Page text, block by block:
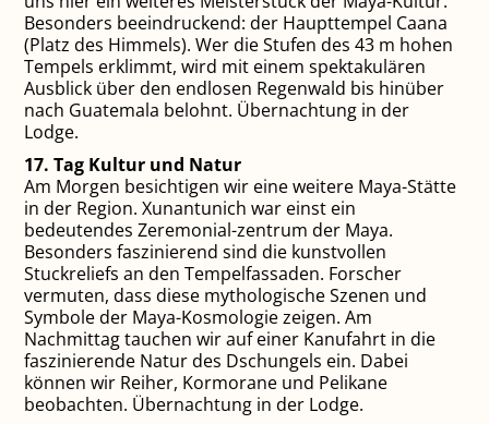
Besonders beeindruckend: der Haupttempel Caana
(Platz des Himmels). Wer die Stufen des 43 m hohen
Tempels erklimmt, wird mit einem spektakulären
Ausblick über den endlosen Regenwald bis hinüber
nach Guatemala belohnt. Übernachtung in der
Lodge.
17. Tag Kultur und Natur
Am Morgen besichtigen wir eine weitere Maya-Stätte
in der Region. Xunantunich war einst ein
bedeutendes Zeremonial-zentrum der Maya.
Besonders faszinierend sind die kunstvollen
Stuckreliefs an den Tempelfassaden. Forscher
vermuten, dass diese mythologische Szenen und
Symbole der Maya-Kosmologie zeigen. Am
Nachmittag tauchen wir auf einer Kanufahrt in die
faszinierende Natur des Dschungels ein. Dabei
können wir Reiher, Kormorane und Pelikane
beobachten. Übernachtung in der Lodge.